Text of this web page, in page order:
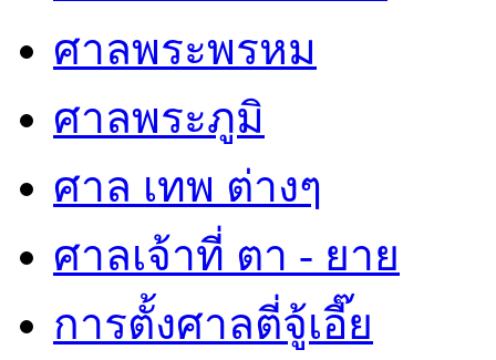
ศาลพระพรหม
ศาลพระภูมิ
ศาล เทพ ต่างๆ
ศาลเจ้าที่ ตา - ยาย
การตั้งศาลตี่จู้เอี๊ย